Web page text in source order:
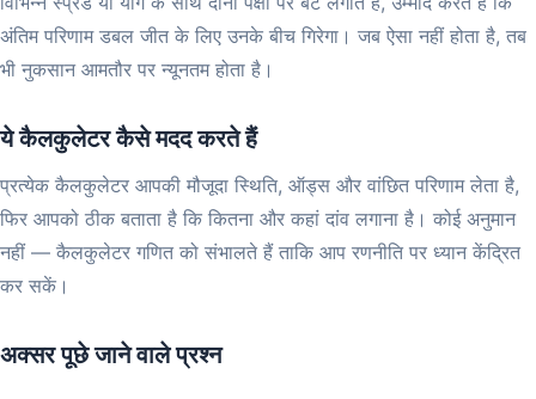
अंतिम परिणाम डबल जीत के लिए उनके बीच गिरेगा। जब ऐसा नहीं होता है, तब
भी नुकसान आमतौर पर न्यूनतम होता है।
ये कैलकुलेटर कैसे मदद करते हैं
प्रत्येक कैलकुलेटर आपकी मौजूदा स्थिति, ऑड्स और वांछित परिणाम लेता है,
फिर आपको ठीक बताता है कि कितना और कहां दांव लगाना है। कोई अनुमान
नहीं — कैलकुलेटर गणित को संभालते हैं ताकि आप रणनीति पर ध्यान केंद्रित
कर सकें।
अक्सर पूछे जाने वाले प्रश्न